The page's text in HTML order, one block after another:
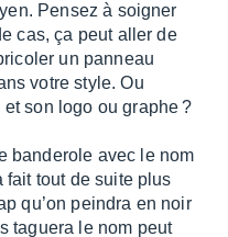
Pensez à soigner
cas, ça peut aller de
un panneau
votre style. Ou
son logo ou graphe ?
bande­role avec le nom
fait tout de suite plus
qu’on pein­dra en noir
taguera le nom peut